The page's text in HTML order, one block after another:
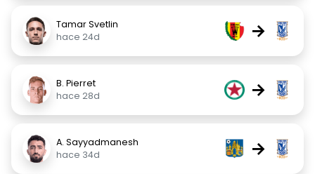
Tamar Svetlin
hace 24d
→
B. Pierret
hace 28d
→
A. Sayyadmanesh
hace 34d
→